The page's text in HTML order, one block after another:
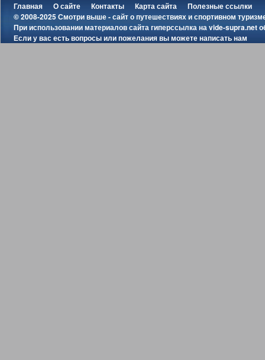
Главная О сайте Контакты Карта сайта
Полезные ссылки
© 2008-2025 Смотри выше - сайт о путешествиях и спортивном
При использовании материалов сайта гиперссылка наvide-supra.net
Если у вас есть вопросы или пожелания вы можетенаписать нам